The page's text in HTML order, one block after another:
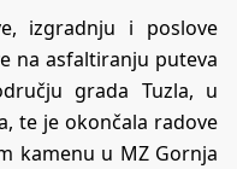
izgradnju i poslove
na asfaltiranju puteva
grada Tuzla, u
te je okončala radove
kamenu u MZ Gornja